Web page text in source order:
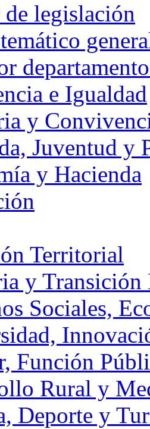
de legislación
e Igualdad
y
Juventud y
y Hacienda
Territorial
y
Sociales,
Función
Rural y
Deporte y